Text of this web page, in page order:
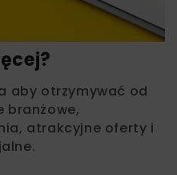
aby otrzymywać od
branżowe,
atrakcyjne oferty i